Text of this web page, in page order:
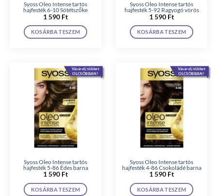
Syoss Oleo Intense tartós
hajfesték 6-10 Sötétszőke
1 590 Ft
KOSÁRBA TESZEM
Syoss Oleo Intense tartós
hajfesték 5-92 Ragyogó vörös
1 590 Ft
KOSÁRBA TESZEM
Vásárolj többet
OLCSÓBBAN!
Syoss Oleo Intense tartós
hajfesték 5-86 Édes barna
1 590 Ft
KOSÁRBA TESZEM
Vásárolj többet
OLCSÓBBAN!
Syoss Oleo Intense tartós
hajfesték 4-86 Csokoládé barna
1 590 Ft
KOSÁRBA TESZEM